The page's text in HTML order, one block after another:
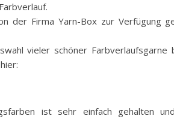
der Firma Yarn-Box zur Verfügung
vieler schöner Farbverlaufsgarne
ist sehr einfach gehalten